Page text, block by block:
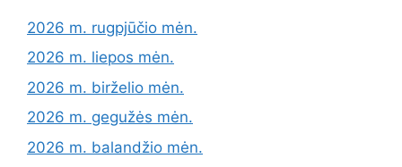
2026 m. rugpjūčio mėn.
2026 m. liepos mėn.
2026 m. birželio mėn.
2026 m. gegužės mėn.
2026 m. balandžio mėn.